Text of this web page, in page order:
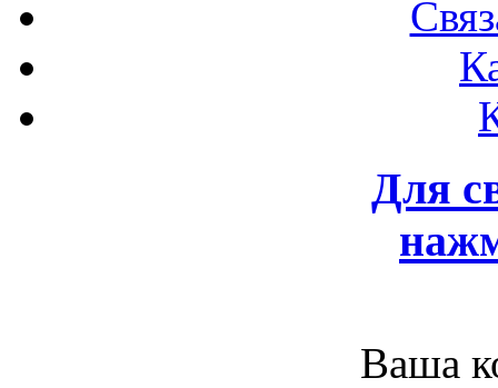
Для
Ваша